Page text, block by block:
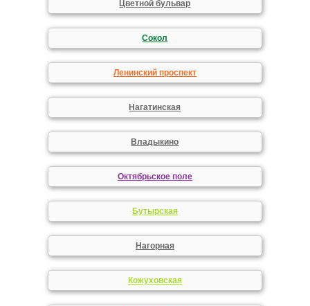
Цветной бульвар
Сокол
Ленинский проспект
Нагатинская
Владыкино
Октябрьское поле
Бутырская
Нагорная
Кожуховская